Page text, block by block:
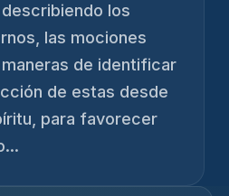
los
las mociones
de identificar
de estas desde
para favorecer